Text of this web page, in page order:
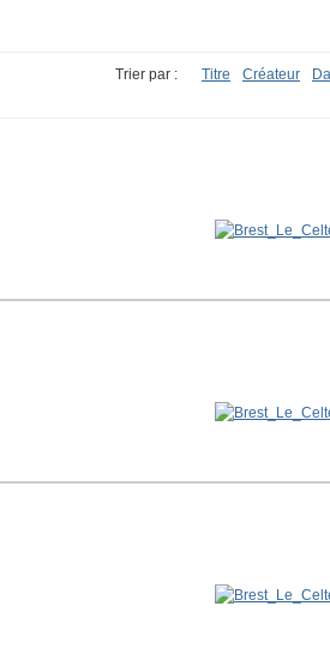
Trier par : Titre Créateur